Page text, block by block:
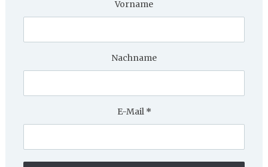
Vorname
Nachname
E-Mail *